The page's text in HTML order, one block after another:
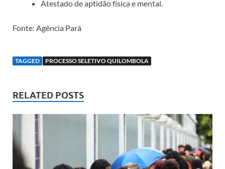
Atestado de aptidão física e mental.
Fonte: Agência Pará
TAGGED PROCESSO SELETIVO QUILOMBOLA
RELATED POSTS